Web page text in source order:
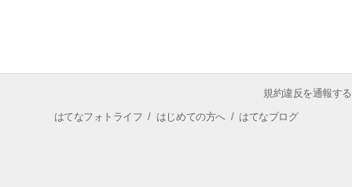
規約違反を通報する
はてなフォトライフ / はじめての方へ/ はてなブログ